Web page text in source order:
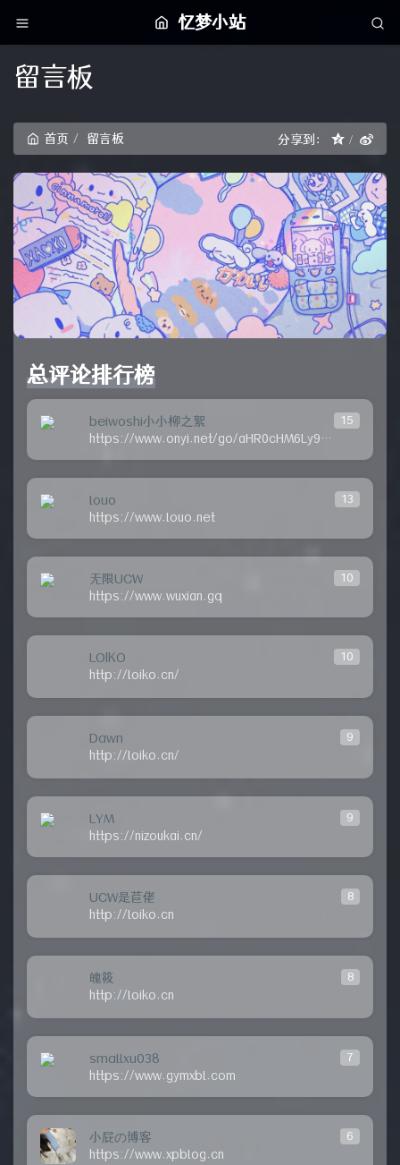
忆梦小站
留言板
首页 留言板 分享到：
总评论排行榜
15
beiwoshi小小柳之絮
https://www.onyi.net/go/aHR0cHM6Ly93d3cuZ3lteGJsLmNvbQ==
13
louo
https://www.louo.net
10
无限UCW
https://www.wuxian.gq
10
LOIKO
http://loiko.cn/
9
Dawn
http://loiko.cn/
9
LYM
https://nizoukai.cn/
8
UCW是苣佬
http://loiko.cn
8
魄筱
http://loiko.cn
7
smallxu038
https://www.gymxbl.com
6
小屁の博客
https://www.xpblog.cn